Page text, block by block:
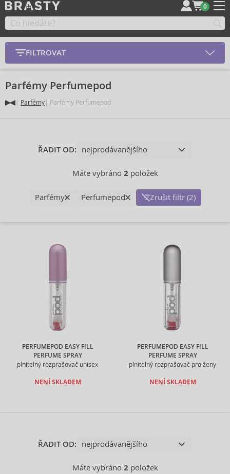
0
FILTROVAT
Parfémy Perfumepod
Parfémy Parfémy Perfumepod
ŘADIT OD:
Máte vybráno 2 položek
Parfémy Perfumepod Zrušit filtr (2)
PERFUMEPOD EASY FILL
PERFUME SPRAY
plnitelný rozprašovač unisex
NENÍ SKLADEM
PERFUMEPOD EASY FILL
PERFUME SPRAY
plnitelný rozprašovač pro ženy
NENÍ SKLADEM
ŘADIT OD:
Máte vybráno 2 položek